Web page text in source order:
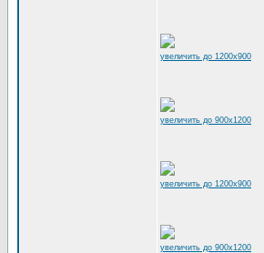
увеличить до 1200x900
увеличить до 900x1200
увеличить до 1200x900
увеличить до 900x1200